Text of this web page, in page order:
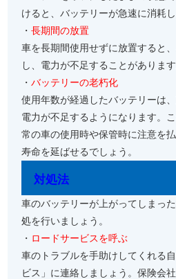
けると、バッテリーが急速に消耗し
・長期間の放置
車を長期間使用せずに放置すると
し、電力が不足することがあります
・バッテリーの老朽化
使用年数が経過したバッテリーは
電力が不足するようになります。
常の車の使用時や保管時に注意を
寿命を延ばせるでしょう。
対処法
車のバッテリーが上がってしまっ
処を行いましょう。
・ ロードサービスを呼ぶ
車のトラブルを手助けしてくれる
ビス」に連絡しましょう。保険会